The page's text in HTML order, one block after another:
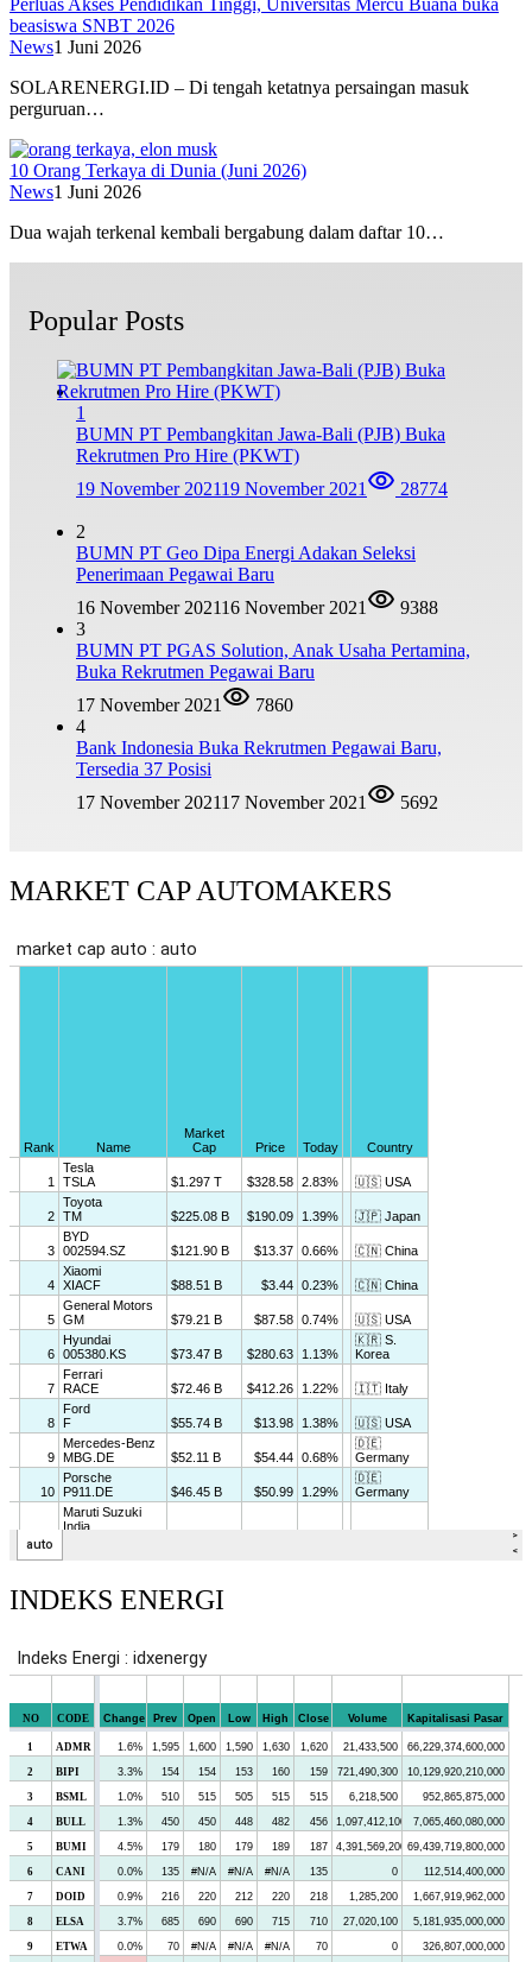
beasiswa SNBT 2026
News1 Juni 2026
SOLARENERGI.ID – Di tengah ketatnya persaingan masuk
perguruan…
10 Orang Terkaya di Dunia (Juni 2026)
News1 Juni 2026
Dua wajah terkenal kembali bergabung dalam daftar 10…
Popular Posts
1
BUMN PT Pembangkitan Jawa-Bali (PJB) Buka
Rekrutmen Pro Hire (PKWT)
19 November 202119 November 2021 28774
2
BUMN PT Geo Dipa Energi Adakan Seleksi
Penerimaan Pegawai Baru
16 November 202116 November 2021
9388
3
BUMN PT PGAS Solution, Anak Usaha Pertamina,
Buka Rekrutmen Pegawai Baru
17 November 2021
7860
4
Bank Indonesia Buka Rekrutmen Pegawai Baru,
Tersedia 37 Posisi
17 November 202117 November 2021 5692
MARKET CAP AUTOMAKERS
INDEKS ENERGI